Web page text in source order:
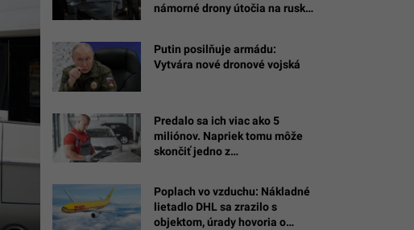
námorné drony útočia na ruské
Putin posilňuje armádu:
Vytvára nové dronové vojská
Predalo sa ich viac ako 5
miliónov. Napriek tomu môže
skončiť jedno z
Poplach vo vzduchu: Nákladné
lietadlo DHL sa zrazilo s
objektom, úrady hovoria o